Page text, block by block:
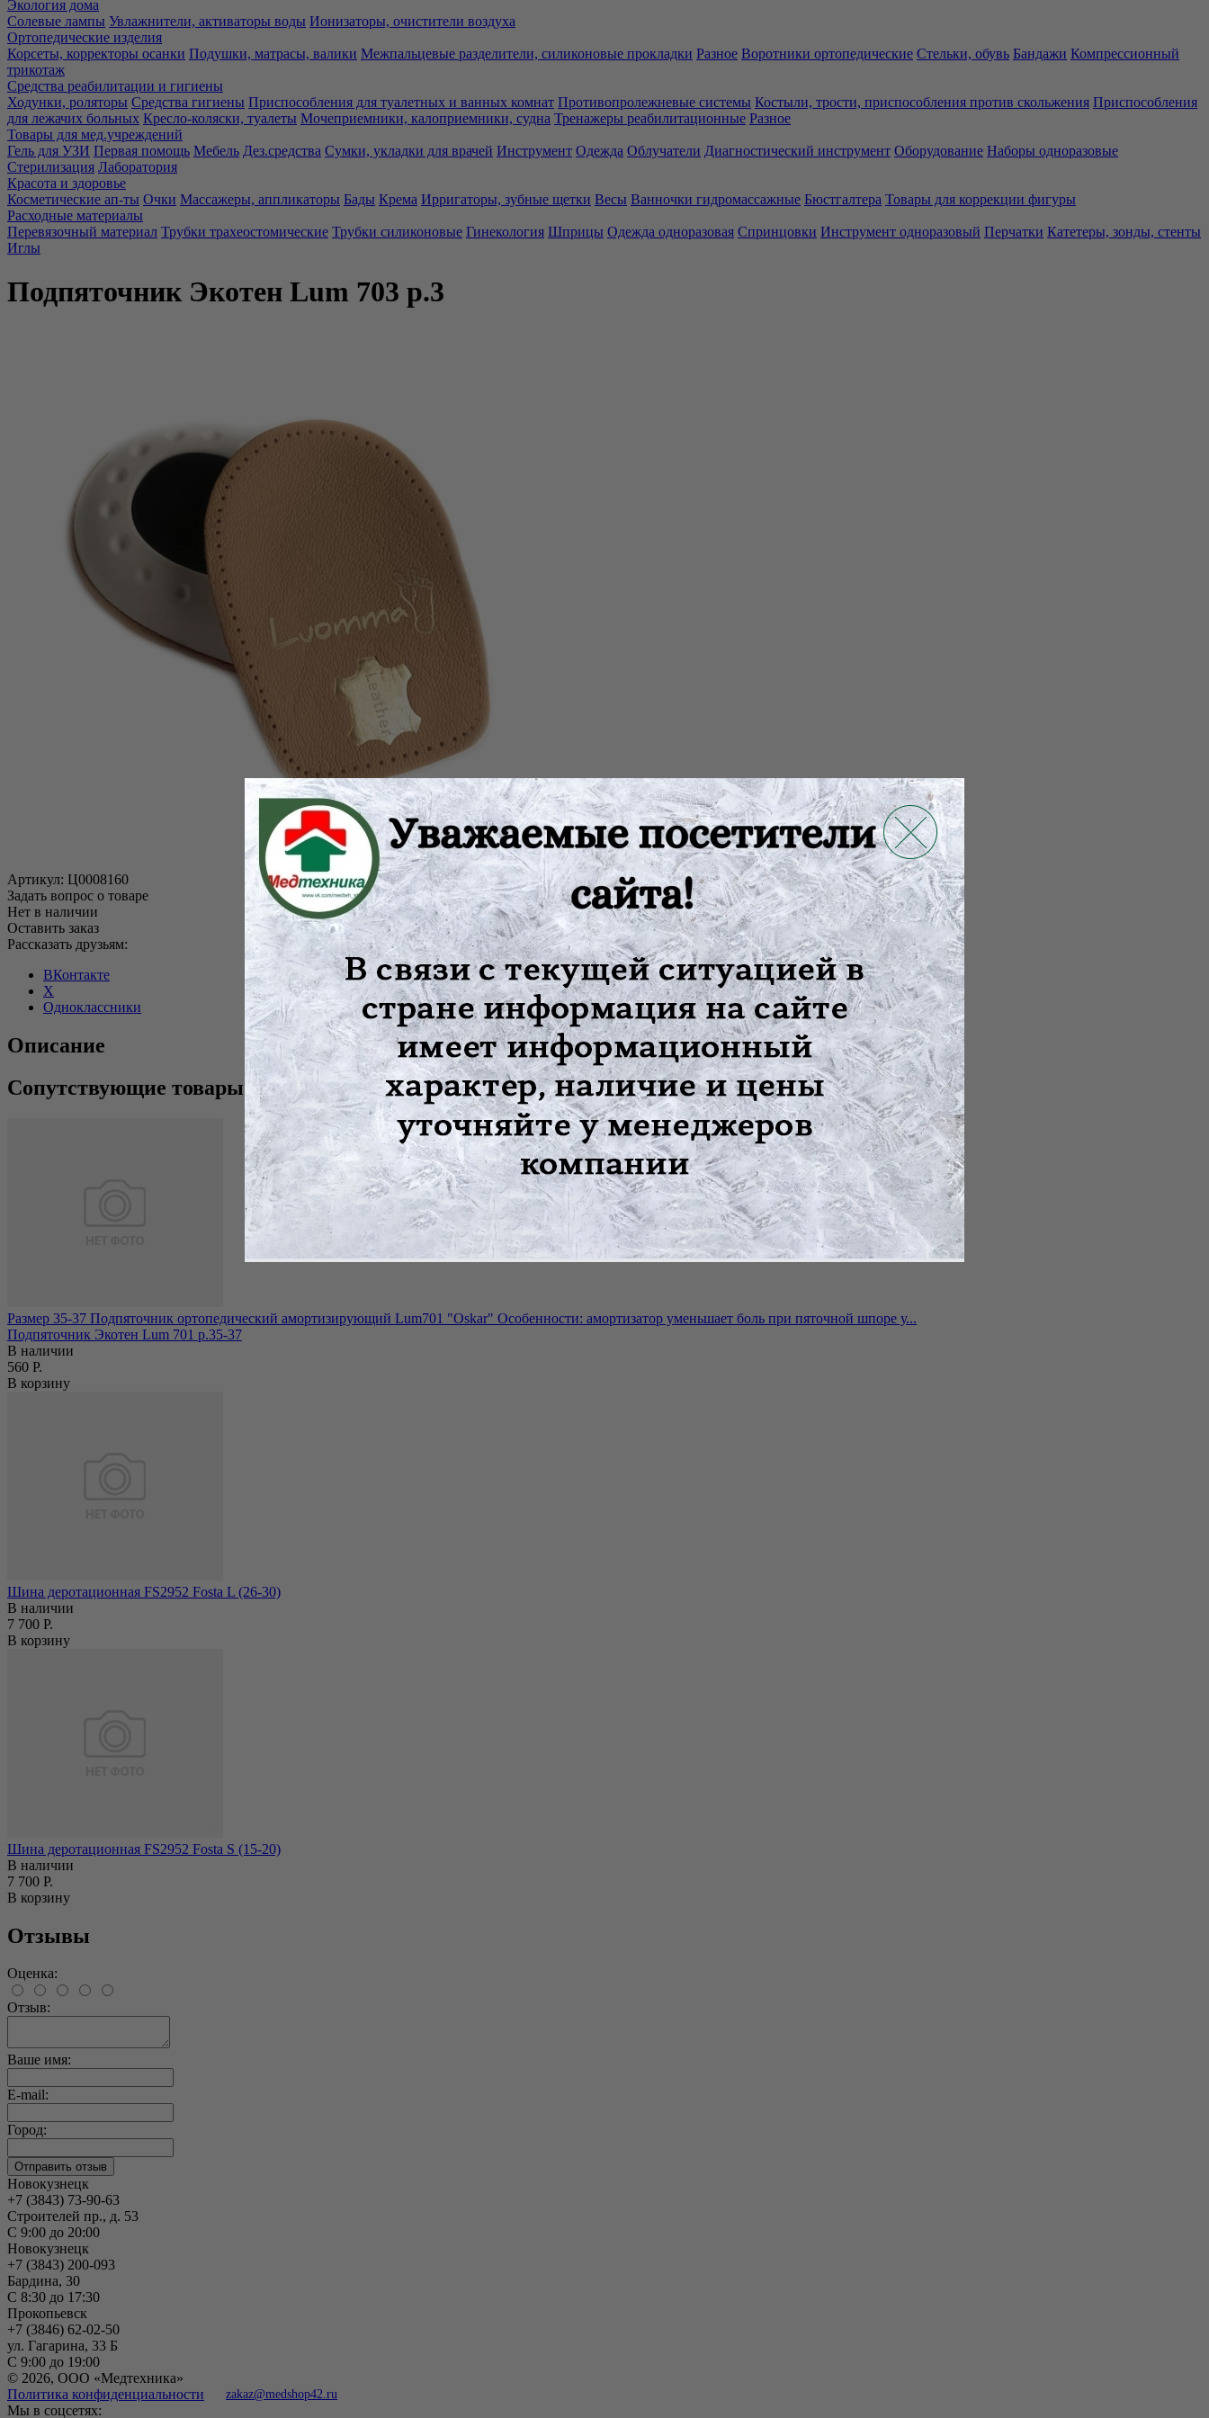
Экология дома
Солевые лампы Увлажнители, активаторы воды Ионизаторы, очистители воздуха
Ортопедические изделия
Корсеты, корректоры осанки Подушки, матрасы, валики Межпальцевые разделители, силиконовые прокладки Разное Воротники ортопедические Стельки, обувь Бандажи Компрессионный
трикотаж
Средства реабилитации и гигиены
Ходунки, роляторы Средства гигиены Приспособления для туалетных и ванных комнат Противопролежневые системы Костыли, трости, приспособления против скольжения Приспособления
для лежачих больных Кресло-коляски, туалеты Мочеприемники, калоприемники, судна Тренажеры реабилитационные Разное
Товары для мед.учреждений
Гель для УЗИ Первая помощь Мебель Дез.средства Сумки, укладки для врачей Инструмент Одежда Облучатели Диагностический инструмент Оборудование Наборы одноразовые
Стерилизация Лаборатория
Красота и здоровье
Косметические ап-ты Очки Массажеры, аппликаторы Бады Крема Ирригаторы, зубные щетки Весы Ванночки гидромассажные Бюстгалтера Товары для коррекции фигуры
Расходные материалы
Перевязочный материал Трубки трахеостомические Трубки силиконовые Гинекология Шприцы Одежда одноразовая Спринцовки Инструмент одноразовый Перчатки Катетеры, зонды, стенты
Иглы
Подпяточник Экотен Lum 703 р.3
Артикул: Ц0008160
Задать вопрос о товаре
Нет в наличии
Оставить заказ
Рассказать друзьям:
ВКонтакте
X
Одноклассники
Описание
Сопутствующие товары
Размер 35-37 Подпяточник ортопедический амортизирующий Lum701 "Oskar" Особенности: амортизатор уменьшает боль при пяточной шпоре у...
Подпяточник Экотен Lum 701 р.35-37
В наличии
560 Р.
В корзину
Шина деротационная FS2952 Fosta L (26-30)
В наличии
7 700 Р.
В корзину
Шина деротационная FS2952 Fosta S (15-20)
В наличии
7 700 Р.
В корзину
Отзывы
Оценка:
Отзыв:
Ваше имя:
E-mail:
Город:
Новокузнецк
+7 (3843) 73-90-63
Строителей пр., д. 53
С 9:00 до 20:00
Новокузнецк
+7 (3843) 200-093
Бардина, 30
С 8:30 до 17:30
Прокопьевск
+7 (3846) 62-02-50
ул. Гагарина, 33 Б
С 9:00 до 19:00
© 2026, ООО «Медтехника»
Политика конфиденциальности
zakaz@medshop42.ru
Мы в соцсетях: